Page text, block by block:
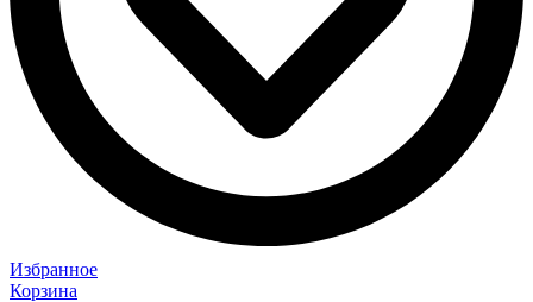
Избранное
Корзина